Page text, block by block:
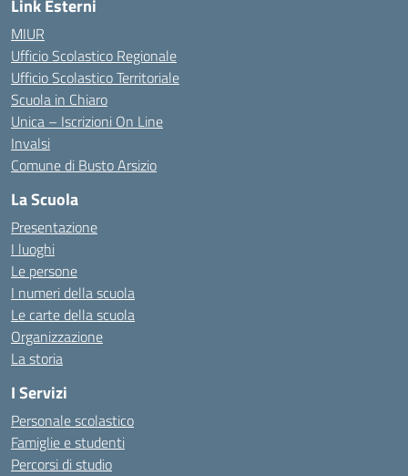
Link Esterni
MIUR
Ufficio Scolastico Regionale
Ufficio Scolastico Territoriale
Scuola in Chiaro
Unica – Iscrizioni On Line
Invalsi
Comune di Busto Arsizio
La Scuola
Presentazione
I luoghi
Le persone
I numeri della scuola
Le carte della scuola
Organizzazione
La storia
I Servizi
Personale scolastico
Famiglie e studenti
Percorsi di studio